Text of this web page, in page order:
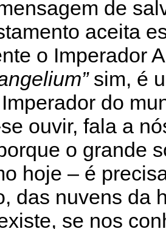
de
aceita
o Imperador
sim, é
do
ouvir, fala a
o grande
hoje – é
das nuvens da
se nos